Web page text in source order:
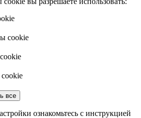
cookie
все
ознакомьтесь с инструкцией